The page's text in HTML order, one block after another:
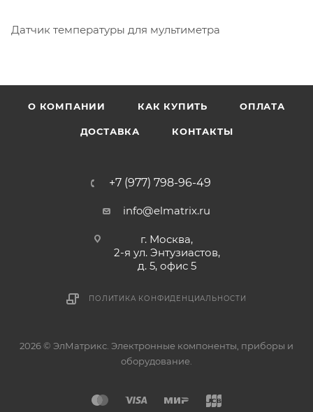
Датчик температуры для мультиметра
О КОМПАНИИ КАК КУПИТЬ ОПЛАТА
ДОСТАВКА КОНТАКТЫ
+7 (977) 798-96-49
info@elmatrix.ru
г. Москва,
2-я ул. Энтузиастов,
д. 5, офис 5
ПОЛИТИКА КОНФИДЕНЦИАЛЬНОСТИ
2026 © ЭлМатрикс. Электронные компоненты, приборы и
оборудование.